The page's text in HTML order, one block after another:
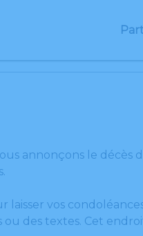
annonçons le décès
laisser vos
ou des textes. Cet